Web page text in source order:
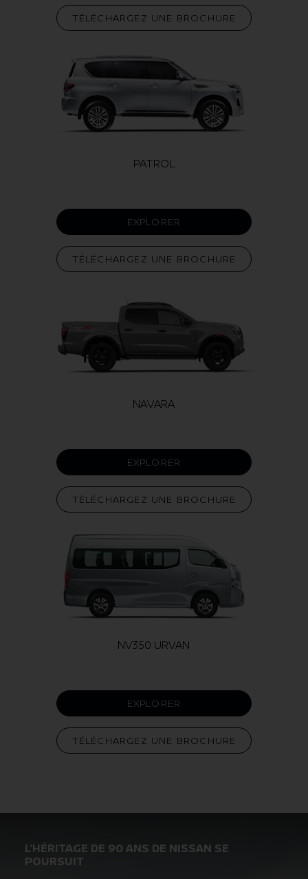
TÉLÉCHARGEZ UNE BROCHURE
PATROL
EXPLORER
TÉLÉCHARGEZ UNE BROCHURE
NAVARA
EXPLORER
TÉLÉCHARGEZ UNE BROCHURE
NV350 URVAN
EXPLORER
TÉLÉCHARGEZ UNE BROCHURE
L’HÉRITAGE DE 90 ANS DE NISSAN SE
POURSUIT